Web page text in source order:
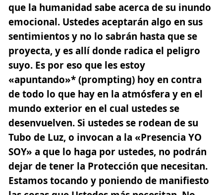
que la humanidad sabe acerca de su inundo
emocional. Ustedes aceptarán algo en sus
sentimientos y no lo sabrán hasta que se
proyecta, y es allí donde radica el peligro
suyo. Es por eso que les estoy
«apuntando»* (prompting) hoy en contra
de todo lo que hay en la atmósfera y en el
mundo exterior en el cual ustedes se
desenvuelven. Si ustedes se rodean de su
Tubo de Luz, o invocan a la «Presencia YO
SOY» a que lo haga por ustedes, no podrán
dejar de tener la Protección que necesitan.
Estamos tocando y poniendo de manifiesto